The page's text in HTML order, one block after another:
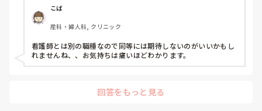
職場はデイサービスなので、ルーティン業務だと思うのです
が、それすらもできず、利用者やスタッフ同士でのお喋りに
夢中で、安全面での見守りや排泄援助などさまざまな場面で
抜けがあり、レクと雑用も含めて看護師が主体で動くことに
なるため、肝心な看護業務がおざなりになることもしばし
ば。
きないね」と言われ、本当にその通りだなぁと思いました。
こば
産科・婦人科, クリニック
看護師とは別の職種なので同等には期待しないのがいいかもし
れませんね、、お気持ちは痛いほどわかります。
回答をもっと見る